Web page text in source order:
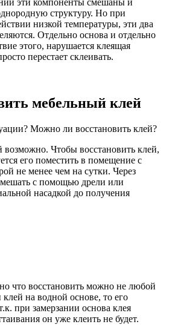
структуру. Но при
низкой температуры, эти два
Отдельно основа и отдельно
этого, нарушается клеящая
перестает склеивать.
мебельный клей
Можно ли восстановить клей?
возможно. Чтобы восстановить клей,
его поместить в помещение с
не менее чем на сутки. Через
с помощью дрели или
насадкой до получения
что восстановить можно не любой
на водной основе, то его
при замерзании основа клея
он уже клеить не будет.